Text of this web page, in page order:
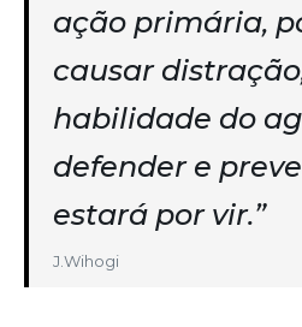
ação primária,
causar
habilidade do
defender e
estará por vir.”
J.Wihogi